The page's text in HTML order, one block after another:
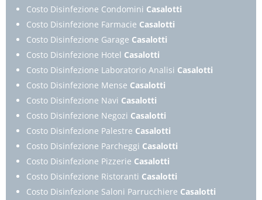
Costo Disinfezione Condomini Casalotti
Costo Disinfezione Farmacie Casalotti
Costo Disinfezione Garage Casalotti
Costo Disinfezione Hotel Casalotti
Costo Disinfezione Laboratorio Analisi Casalotti
Costo Disinfezione Mense Casalotti
Costo Disinfezione Navi Casalotti
Costo Disinfezione Negozi Casalotti
Costo Disinfezione Palestre Casalotti
Costo Disinfezione Parcheggi Casalotti
Costo Disinfezione Pizzerie Casalotti
Costo Disinfezione Ristoranti Casalotti
Costo Disinfezione Saloni Parrucchiere Casalotti